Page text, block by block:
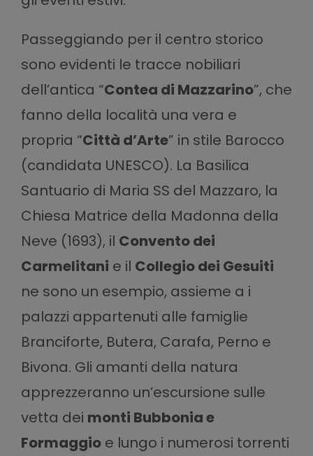
Passeggiando per il centro storico
sono evidenti le tracce nobiliari
dell’antica “Contea di Mazzarino”, che
fanno della località una vera e
propria “Città d’Arte” in stile Barocco
(candidata UNESCO). La Basilica
Santuario di Maria SS del Mazzaro, la
Chiesa Matrice della Madonna della
Neve (1693), il Convento dei
Carmelitani e il Collegio dei Gesuiti
ne sono un esempio, assieme a i
palazzi appartenuti alle famiglie
Branciforte, Butera, Carafa, Perno e
Bivona. Gli amanti della natura
apprezzeranno un’escursione sulle
vetta dei monti Bubbonia e
Formaggioe lungo i numerosi torrenti